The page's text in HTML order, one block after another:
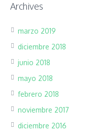
Archives
marzo 2019
diciembre 2018
junio 2018
mayo 2018
febrero 2018
noviembre 2017
diciembre 2016